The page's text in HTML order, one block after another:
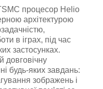
процесор Helio
архітектурою
в іграх, під час
застосунках.
довговічну
будь-яких завдань:
зображень і